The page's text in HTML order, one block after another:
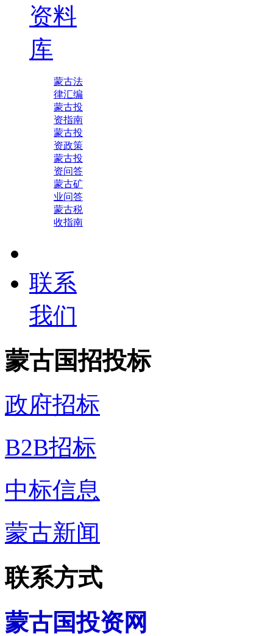
资料
库
蒙古法
律汇编
蒙古投
资指南
蒙古投
资政策
蒙古投
资问答
蒙古矿
业问答
蒙古税
收指南
联系
我们
蒙古国招投标
政府招标
B2B招标
中标信息
蒙古新闻
联系方式
蒙古国投资网